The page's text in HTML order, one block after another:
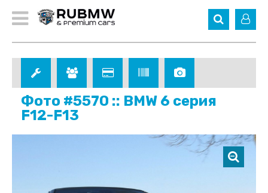
Фото #5570 :: BMW 6 серия
F12-F13